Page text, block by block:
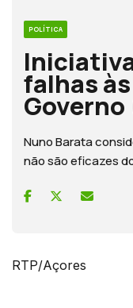
POLÍTICA
falhas
Governo
Nuno Barata
não são eficazes
RTP/Açores